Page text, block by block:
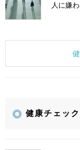
人に嫌
健康チェッ